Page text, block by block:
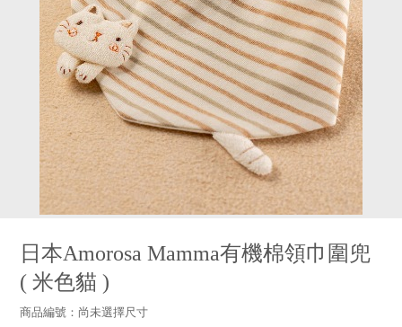
嬰兒
女生
男生
禮品
服務據點
品牌故事
客服專區
日本Amorosa Mamma有機棉領巾圍兜
(米色貓 )
商品編號： 尚未選擇尺寸